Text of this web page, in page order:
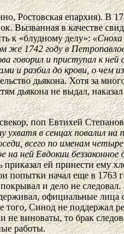
епархия). В
Вызванная в качестве
к «блудному делу»:«Сноха
1742 году в
говорил и приступал к
и разбил до крови, о чем
дьякона. Хотя за
дьякона не выдал,
поп Евтихей
в сенцах повалил на
всего по именам
ней Евдокии беззаконное
ей принести ему
начал еще в 1763
и дело не следовал.
официальные лица
того, Синод не
виноваты, то брак
работы.